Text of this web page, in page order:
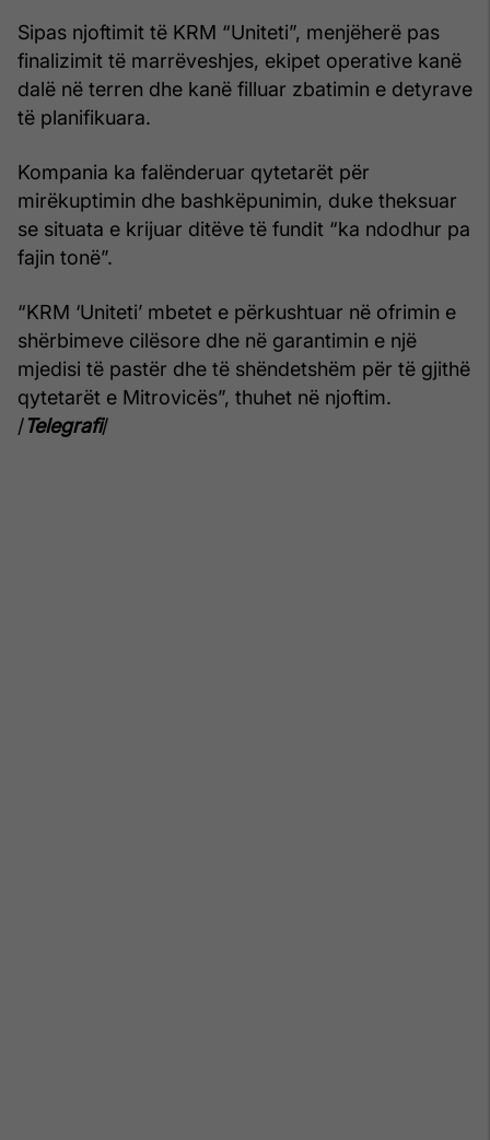
Sipas njoftimit të KRM “Uniteti”, menjëherë pas
finalizimit të marrëveshjes, ekipet operative kanë
dalë në terren dhe kanë filluar zbatimin e detyrave
të planifikuara.
Kompania ka falënderuar qytetarët për
mirëkuptimin dhe bashkëpunimin, duke theksuar
se situata e krijuar ditëve të fundit “ka ndodhur pa
fajin tonë”.
“KRM ‘Uniteti’ mbetet e përkushtuar në ofrimin e
shërbimeve cilësore dhe në garantimin e një
mjedisi të pastër dhe të shëndetshëm për të gjithë
qytetarët e Mitrovicës”, thuhet në njoftim.
/Telegrafi/